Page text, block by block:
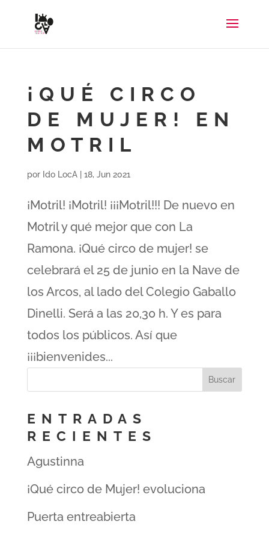
¡QUÉ CIRCO
DE MUJER! EN
MOTRIL
por Ido LocA| 18, Jun 2021
¡Motril! ¡Motril! ¡¡¡Motril!!! De nuevo en
Motril y qué mejor que con La
Ramona. ¡Qué circo de mujer! se
celebrará el 25 de junio en la Nave de
los Arcos, al lado del Colegio Gaballo
Dinelli. Será a las 20,30 h. Y es para
todos los públicos. Así que
¡¡¡bienvenides...
ENTRADAS
RECIENTES
Agustinna
¡Qué circo de Mujer! evoluciona
Puerta entreabierta